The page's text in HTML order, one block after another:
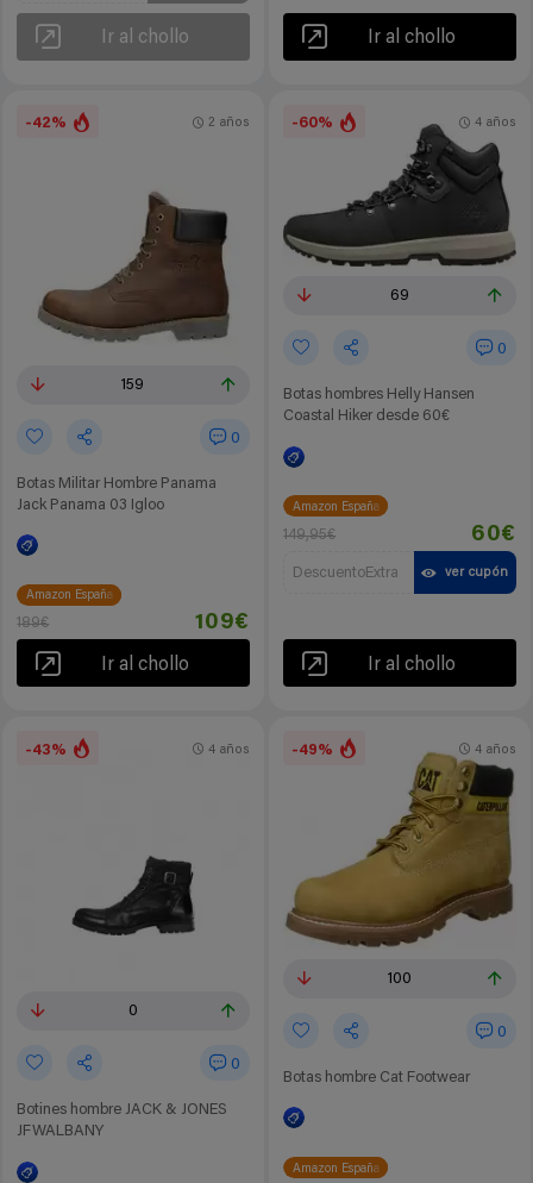
Ir al chollo Ir al chollo
-42%
159
0
Botas Militar Hombre Panama
Jack Panama 03 Igloo
2 años
Amazon España
189€ 109€
Ir al chollo
-60%
69
0
Botas hombres Helly Hansen
Coastal Hiker desde 60€
4 años
Amazon España
149,95€ 60€
DescuentoExtra ver cupón
Ir al chollo
-43%
0
0
Botines hombre JACK & JONES
JFWALBANY
4 años -49%
100
0
Botas hombre Cat Footwear
4 años
Amazon España